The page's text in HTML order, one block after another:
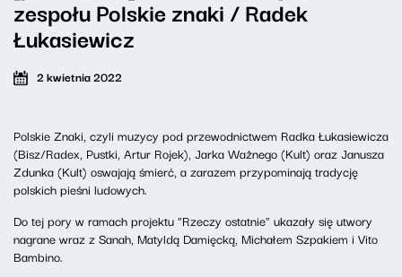
zespołu Polskie znaki / Radek
Łukasiewicz
2 kwietnia 2022
Polskie Znaki, czyli muzycy pod przewodnictwem Radka Łukasiewicza
(Bisz/Radex, Pustki, Artur Rojek), Jarka Ważnego (Kult) oraz Janusza
Zdunka (Kult) oswajają śmierć, a zarazem przypominają tradycję
polskich pieśni ludowych.
Do tej pory w ramach projektu "Rzeczy ostatnie" ukazały się utwory
nagrane wraz z Sanah, Matyldą Damięcką, Michałem Szpakiem i Vito
Bambino.